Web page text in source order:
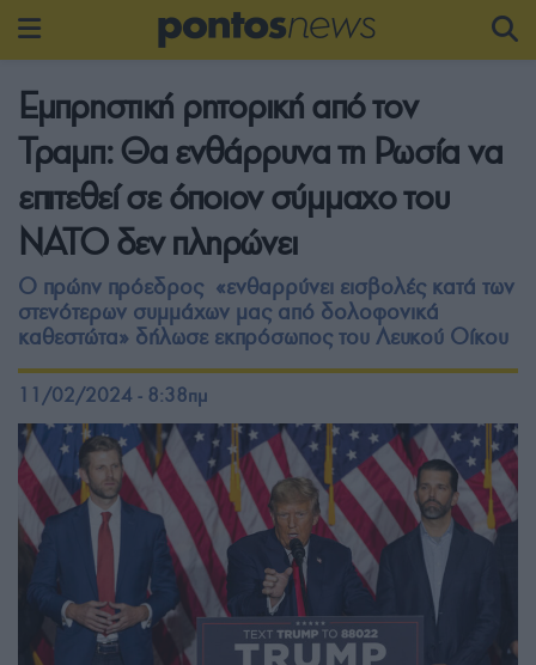
Εμπρηστική ρητορική από τον
Τραμπ: Θα ενθάρρυνα τη Ρωσία να
επιτεθεί σε όποιον σύμμαχο του
ΝΑΤΟ δεν πληρώνει
Ο πρώην πρόεδρος «ενθαρρύνει εισβολές κατά των
στενότερων συμμάχων μας από δολοφονικά
καθεστώτα» δήλωσε εκπρόσωπος του Λευκού Οίκου
11/02/2024 - 8:38πμ